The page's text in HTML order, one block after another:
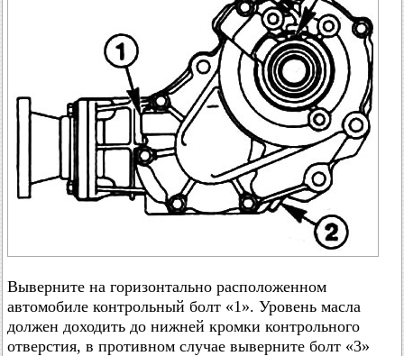
Выверните на горизонтально расположенном
автомобиле контрольный болт «1». Уровень масла
должен доходить до нижней кромки контрольного
отверстия, в противном случае выверните болт «3»